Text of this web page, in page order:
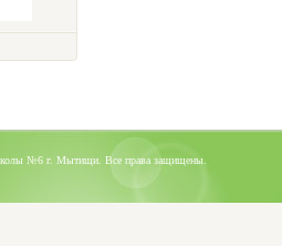
№6 г. Мытищи. Все права защищены.